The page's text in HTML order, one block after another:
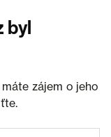
byl
zájem o jeho